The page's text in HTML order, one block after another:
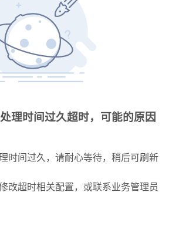
理时间过久超时，可能的原因
时间过久，请耐心等待，稍后可刷新
改超时相关配置，或联系业务管理员